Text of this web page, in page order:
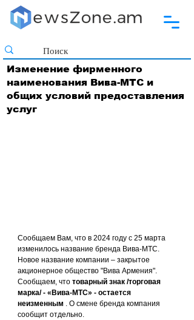
Изменение фирменного
наименования Вива-МТС и
общих условий предоставления
услуг
Сообщаем Вам, что в 2024 году с 25 марта
изменилось название бренда Вива-МТС.
Новое название компании – закрытое
акционерное общество "Вива Армения".
Сообщаем, что товарный знак /торговая
марка/ - «Вива-МТС» - остается
неизменным . О смене бренда компания
сообщит отдельно.